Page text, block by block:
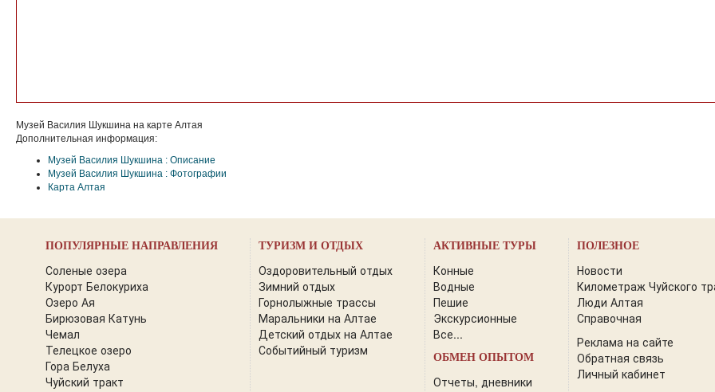
Музей Василия Шукшина на карте Алтая
Дополнительная информация:
Музей Василия Шукшина : Описание
Музей Василия Шукшина : Фотографии
Карта Алтая
ПОПУЛЯРНЫЕ НАПРАВЛЕНИЯ
Соленые озера
Курорт Белокуриха
Озеро Ая
Бирюзовая Катунь
Чемал
Телецкое озеро
Гора Белуха
Чуйский тракт
ТУРИЗМ И ОТДЫХ
Оздоровительный отдых
Зимний отдых
Горнолыжные трассы
Маральники на Алтае
Детский отдых на Алтае
Событийный туризм
АКТИВНЫЕ ТУРЫ
Конные
Водные
Пешие
Экскурсионные
Все...
ОБМЕН ОПЫТОМ
Отчеты, дневники
ПОЛЕЗНОЕ
Новости
Километраж Чуйского
Люди Алтая
Справочная
Реклама на сайте
Обратная связь
Личный кабинет